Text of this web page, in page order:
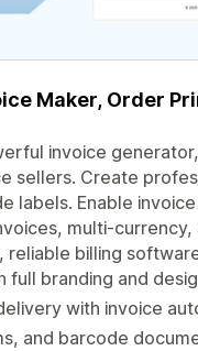
Maker, Order
invoice
sellers. Create
labels. Enable
multi-
billing
full branding and
with invoice
and barcode